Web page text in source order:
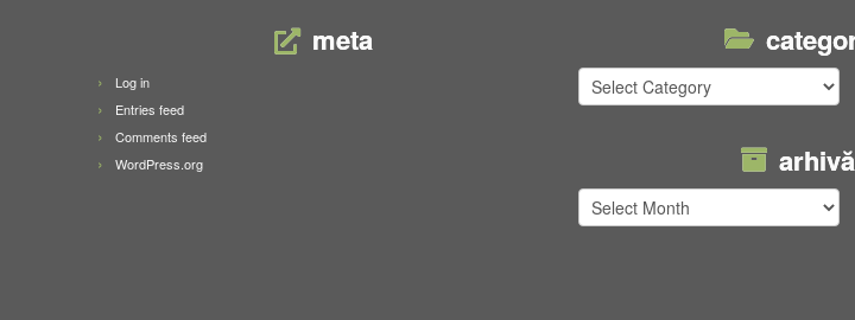
meta
Log in
Entries feed
Comments feed
WordPress.org
categorii
arhivă
arhivă